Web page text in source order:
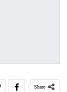
Share